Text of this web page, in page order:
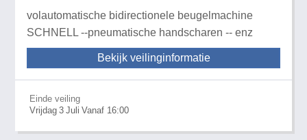
volautomatische bidirectionele beugelmachine
SCHNELL --pneumatische handscharen -- enz
Bekijk veilinginformatie
Einde veiling
Vrijdag 3 Juli Vanaf 16:00